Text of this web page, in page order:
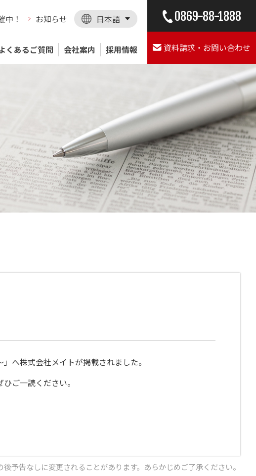
くあるご質問 会社案内 採用情報
中！ お知らせ 日本語 0869-88-1888
資料請求・お問い合わせ
へ株式会社メイトが掲載されました。
ご一読ください。
予告なしに変更されることがあります。あらかじめご了承ください。